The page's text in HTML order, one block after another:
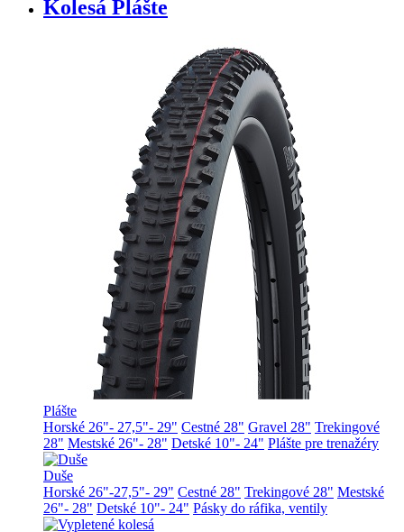
Kolesá Plášte
Plášte
Horské 26"- 27,5"- 29" Cestné 28" Gravel 28" Trekingové
28" Mestské 26"- 28" Detské 10"- 24" Plášte pre trenažéry
Duše
Horské 26"-27,5"- 29" Cestné 28" Trekingové 28" Mestské
26"- 28" Detské 10"- 24" Pásky do ráfika, ventily